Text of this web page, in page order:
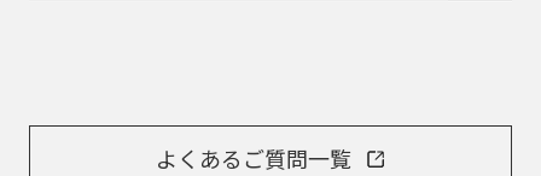
よくあるご質問一覧